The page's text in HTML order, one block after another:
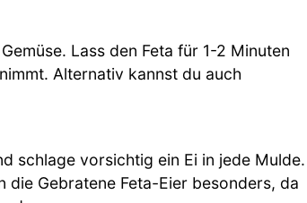
Lass den Feta für 1-2 Minuten
Alternativ kannst du auch
schlage vorsichtig ein Ei in jede Mulde.
die Gebratene Feta-Eier besonders, da